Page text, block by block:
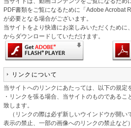
PDF書類をご覧になるために「Adobe Acrobat
が必要となる場合がございます。
当サイトをより快適にお楽しみいただくために
からダウンロードしていただけます。
リンクについて
当サイトへのリンクにあたっては、以下の規定
・リンクを張る場合、当サイトのものである
致します。
（リンクの際は必ず新しいウインドウが開い
表示の禁止、一部の画像へのリンクの禁止など）